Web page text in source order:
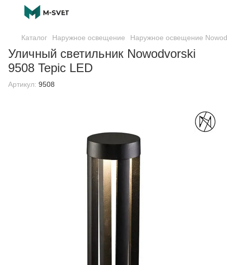
Каталог Наружное освещение Наружное освещение
Уличный светильник Nowodvorski
9508 Tepic LED
Артикул: 9508